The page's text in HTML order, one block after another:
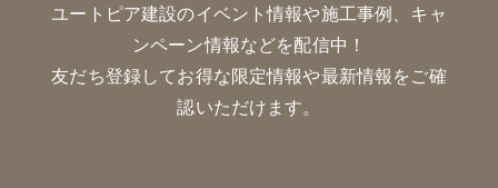
ユートピア建設のイベント情報や施工事例、キャ
ンペーン情報などを配信中！
友だち登録してお得な限定情報や最新情報をご確
認いただけます。